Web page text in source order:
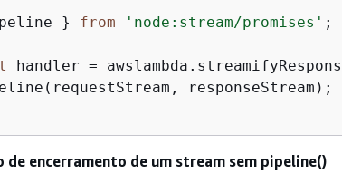
} from 'node:stream/promises' ;
handler =
responseStream);
de encerramento de um stream sem pipeline()